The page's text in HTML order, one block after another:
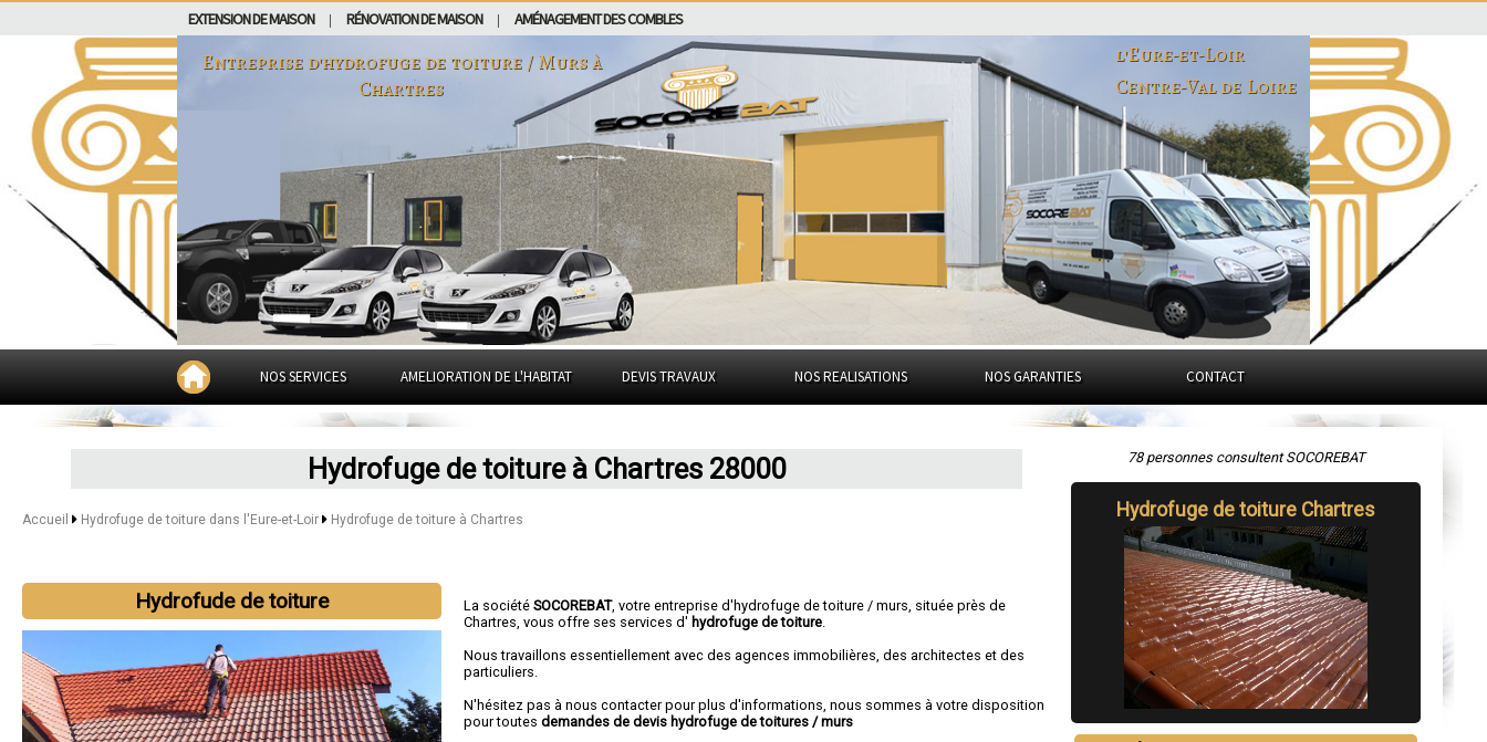
EXTENSION DE MAISON RÉNOVATION DE MAISON AMÉNAGEMENT DES COMBLES
Entreprise d'hydrofuge de toiture / Murs à
Chartres
l'Eure-et-Loir
Centre-Val de Loire
NOS SERVICES AMELIORATION DE L'HABITAT DEVIS TRAVAUX NOS REALISATIONS NOS GARANTIES CONTACT
Hydrofuge de toiture à Chartres 28000
Accueil Hydrofuge de toiture dans l'Eure-et-Loir Hydrofuge de toiture à Chartres
Hydrofude de toiture La sociétéSOCOREBAT, votre entreprise d'hydrofuge de toiture / murs, située près de
Chartres, vous offre ses services d' hydrofuge de toiture
Nous travaillons essentiellement avec des agences immobilières, des architectes et des
particuliers.
N'hésitez pas à nous contacter pour plus d'informations, nous sommes à votre disposition
pour toutesdemandes de devis hydrofuge de toitures / murs
78 personnes consultent SOCOREBAT
Hydrofuge de toiture Chartres